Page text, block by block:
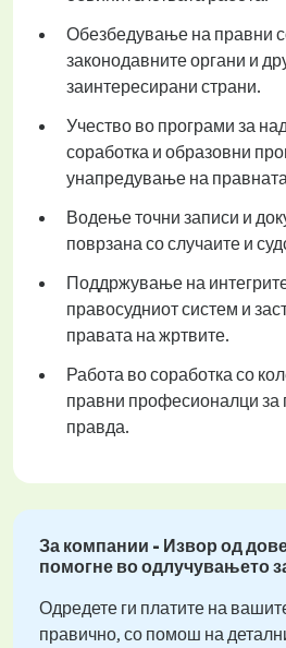
Обезбедување на правни
законодавните органи и
заинтересирани страни.
Учество во програми за
соработка и образовни
унапредување на
Водење точни записи и
поврзана со случаите и
Поддржување на
правосудниот систем и
правата на жртвите.
Работа во соработка со
правни професионалци за
правда.
За компании - Извор од
помогне во одлучувањето
Одредете ги платите на
правично, со помош на